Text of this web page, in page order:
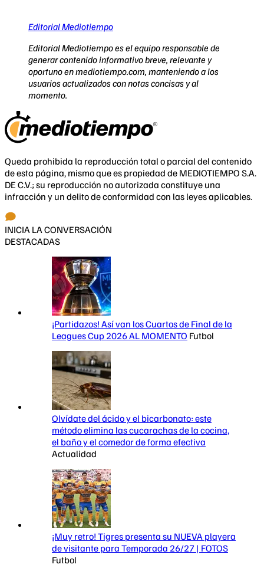
Editorial Mediotiempo
Editorial Mediotiempo es el equipo responsable de
generar contenido informativo breve, relevante y
oportuno en mediotiempo.com, manteniendo a los
usuarios actualizados con notas concisas y al
momento.
Queda prohibida la reproducción total o parcial del contenido
de esta página, mismo que es propiedad de MEDIOTIEMPO S.A.
DE C.V.; su reproducción no autorizada constituye una
infracción y un delito de conformidad con las leyes aplicables.
INICIA LA CONVERSACIÓN
DESTACADAS
¡Partidazos! Así van los Cuartos de Final de la
Leagues Cup 2026 AL MOMENTO Futbol
Olvídate del ácido y el bicarbonato: este
método elimina las cucarachas de la cocina,
el baño y el comedor de forma efectiva
Actualidad
¡Muy retro! Tigres presenta su NUEVA playera
de visitante para Temporada 26/27 | FOTOS
Futbol